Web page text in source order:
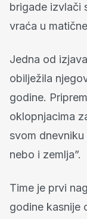
brigade izvlači
vraća u
Jedna od
obilježila
godine.
oklopnjacima
svom
nebo i zemlja”.
Time je prvi
godine kasnije